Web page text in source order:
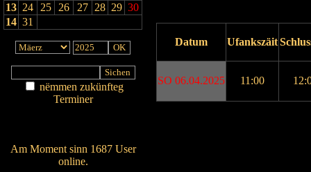
13 24 25 26 27 28 29 30
14 31
nëmmen zukünfteg
Terminer
Am Moment sinn 1687 User
online.
Datum Ufankszäit
SO 06.04.2025 11:00